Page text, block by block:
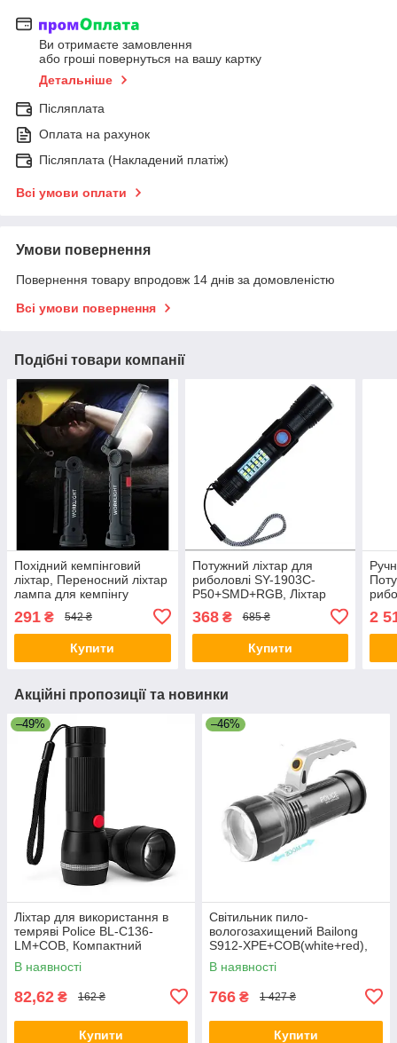
Ви отримаєте замовлення
або гроші повернуться на вашу картку
Детальніше
Післяплата
Оплата на рахунок
Післяплата (Накладений платіж)
Всі умови оплати
Умови повернення
Повернення товару впродовж 14 днів за домовленістю
Всі умови повернення
Подібні товари компанії
Похідний кемпінговий
ліхтар, Переносний ліхтар
лампа для кемпінгу
Потужний для риболовлі
BA-94
291 ₴ 542 ₴
Купити
Потужний ліхтар для
риболовлі SY-1903C-
P50+SMD+RGB, Ліхтар
світлодіодною лампою LI-
74
368₴ 685 ₴
Купити
SX-
2
Акційні пропозиції та новинки
–49%
Ліхтар для використання в
темряві Police BL-C136-
LM+COB, Компактний
портативний ліхтар ZA-15
В наявності
82,62 ₴ 162 ₴
Купити
–46%
Світильник пило-
вологозахищений Bailong
S912-XPE+COB(white+red),
LED ліхтар потужний на
вулицю AT-82
В наявності
766 ₴ 1 427 ₴
Купити